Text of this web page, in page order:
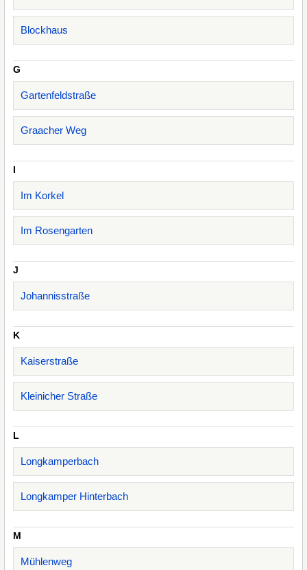
Blockhaus
G
Gartenfeldstraße
Graacher Weg
I
Im Korkel
Im Rosengarten
J
Johannisstraße
K
Kaiserstraße
Kleinicher Straße
L
Longkamperbach
Longkamper Hinterbach
M
Mühlenweg